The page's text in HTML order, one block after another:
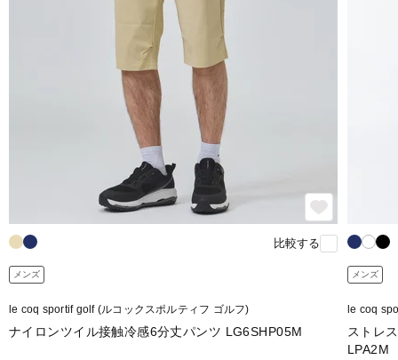
比較する
メンズ
le coq sportif golf (ルコックスポルティフ ゴルフ)
ナイロンツイル接触冷感6分丈パンツ LG6SHP05M
メンズ
le coq
ストレ
LPA2M